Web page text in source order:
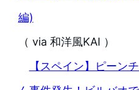
編)
（ via 和洋風KAI ）
【スペイン】ピーン